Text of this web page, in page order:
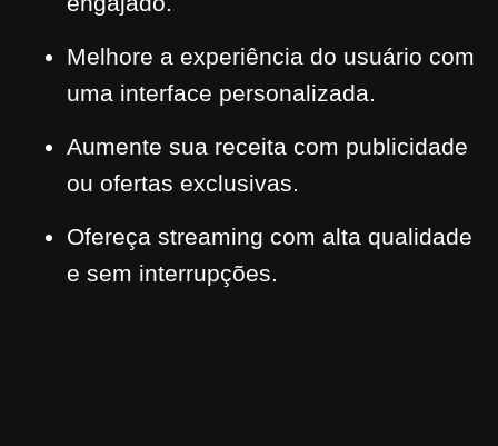
Melhore a experiência do usuário com
uma interface personalizada.
Aumente sua receita com publicidade
ou ofertas exclusivas.
Ofereça streaming com alta qualidade
e sem interrupções.